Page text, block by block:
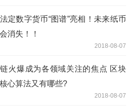
定数字货币“图谱”亮相！未来纸币
消失！！
2018-08-07
火爆成为各领域关注的焦点 区块
心算法又有哪些?
2018-08-07